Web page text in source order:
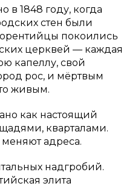
в 1848 году, когда
стен были
покоились
церквей — каждая
капеллу, свой
рос, и мёртвым
живым.
как настоящий
кварталами.
адреса.
надгробий.
элита